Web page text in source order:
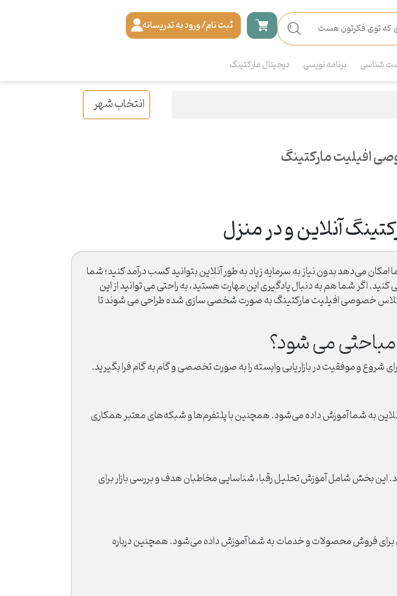
ثبت نام/ ورود به تدریسانه
شناسی برنامه نویسی دیجیتال مارکتینگ
انتخاب شهر
افیلیت مارکتینگ
آنلاین و در منزل
امکان می‌دهدبدون نیاز به سرمایه زیاد به طور آنلاین بتوانید کسب درآمد کنید؛ شما
اگر شما هم به دنبال یادگیری این مهارت هستید، به راحتی می توانید از این
کلاس خصوصی افیلیت مارکتینگ به صورت شخصی سازی شده طراحی می شوند تا
می شود؟
و موفقیت در بازاریابی وابسته را به صورت تخصصی و گام به گام فرا بگیرید.
به شما آموزش داده می‌شود. همچنین با پلتفرم‌ها و شبکه‌های معتبر همکاری
بخش شامل آموزش تحلیل رقبا، شناسایی مخاطبان هدف و بررسی بازار برای
برای فروش محصولات و خدمات به شما آموزش داده می‌شود. همچنین درباره